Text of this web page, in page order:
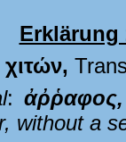
Erklärung
χιτών,
: ἀῤῥαφος,
without a